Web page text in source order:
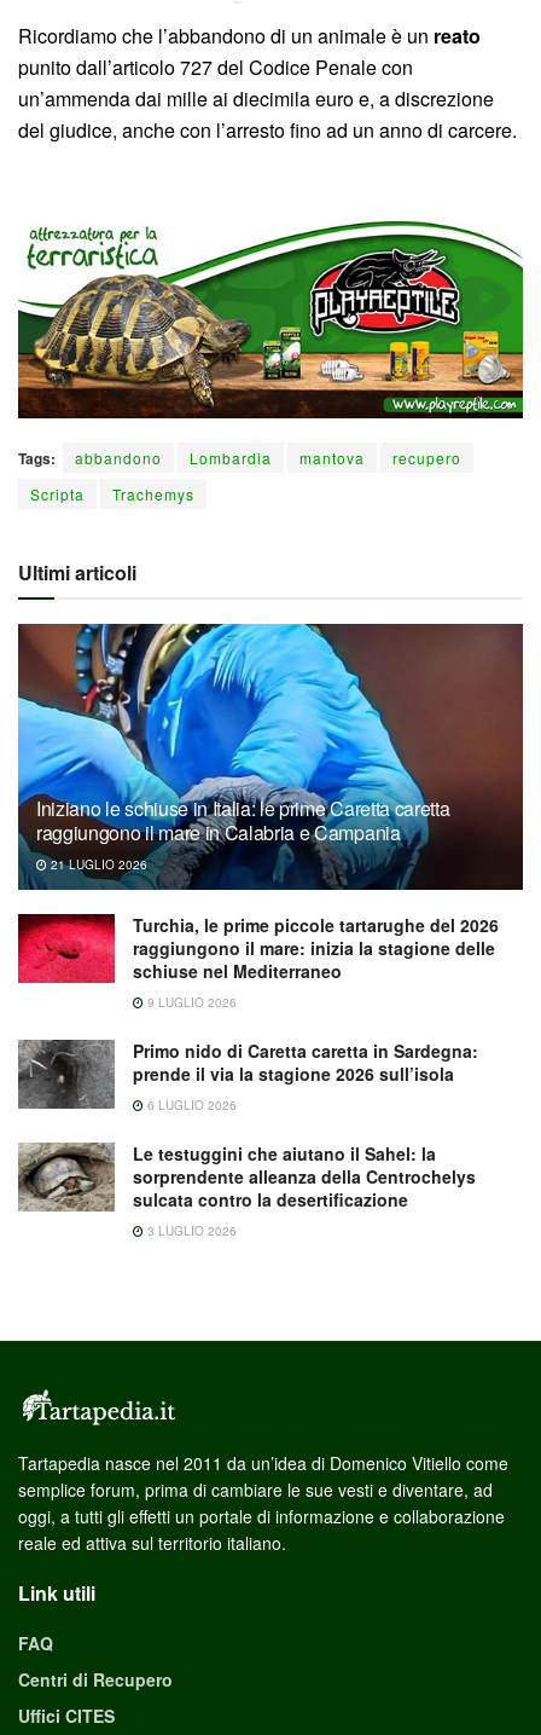
Ricordiamo che l’abbandono di un animale è un reato
punito dall’articolo 727 del Codice Penale con
un’ammenda dai mille ai diecimila euro e, a discrezione
del giudice, anche con l’arresto fino ad un anno di carcere.
Tags: abbandono Lombardia mantova
recupero
Scripta
Trachemys
Ultimi articoli
Iniziano le schiuse in Italia: le prime Caretta caretta
raggiungono il mare in Calabria e Campania
21 LUGLIO 2026
Turchia, le prime piccole tartarughe del 2026
raggiungono il mare: inizia la stagione delle
schiuse nel Mediterraneo
9 LUGLIO 2026
Primo nido di Caretta caretta in Sardegna:
prende il via la stagione 2026 sull’isola
6 LUGLIO 2026
Le testuggini che aiutano il Sahel: la
sorprendente alleanza della Centrochelys
sulcata contro la desertificazione
3 LUGLIO 2026
Tartapedia nasce nel 2011 da un’idea di Domenico Vitiello come
semplice forum, prima di cambiare le sue vesti e diventare, ad
oggi, a tutti gli effetti un portale di informazione e collaborazione
reale ed attiva sul territorio italiano.
Link utili
FAQ
Centri di Recupero
Uffici CITES